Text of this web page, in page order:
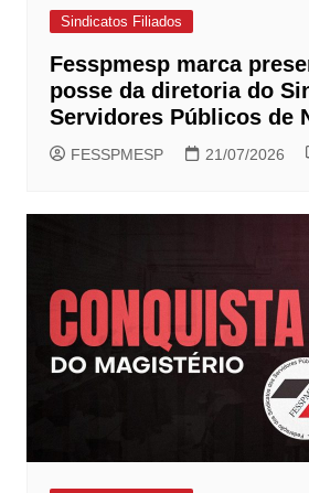
Sindicatos Filiados
Fesspmesp marca
posse da diretoria do
Servidores Públicos de
FESSPMESP 21/07/2026